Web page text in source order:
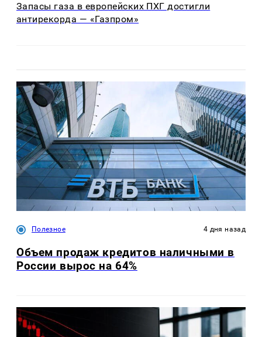
Запасы газа в европейских ПХГ достигли
антирекорда — «Газпром»
Полезное 4 дня назад
Объем продаж кредитов наличными в
России вырос на 64%